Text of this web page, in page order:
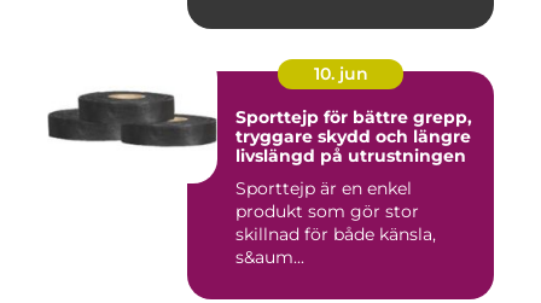
10. jun
Sporttejp för bättre grepp,
tryggare skydd och längre
livslängd på utrustningen
Sporttejp är en enkel
produkt som gör stor
skillnad för både känsla,
s&aum...